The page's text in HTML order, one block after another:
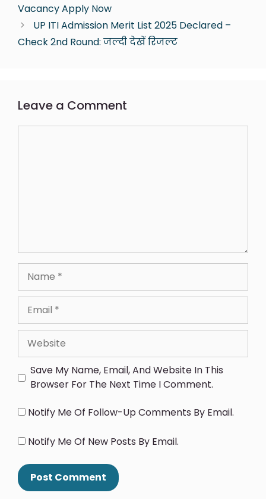
Vacancy Apply Now
UP ITI Admission Merit List 2025 Declared –
Check 2nd Round: जल्दी देखें रिजल्ट
Leave a Comment
Save My Name, Email, And Website In This
Browser For The Next Time I Comment.
Notify Me Of Follow-Up Comments By Email.
Notify Me Of New Posts By Email.